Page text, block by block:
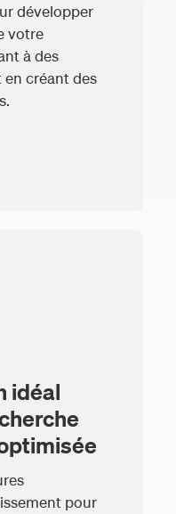
développer
votre
à des
en créant des
idéal
pour